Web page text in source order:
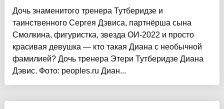
Дочь знаменитого тренера Тутберидзе и
таинственного Сергея Дэвиса, партнёрша сына
Смолкина, фигуристка, звезда ОИ-2022 и просто
красивая девушка — кто такая Диана с необычной
фамилией? Дочь тренера Этери Тутберидзе Диана
Дэвис. Фото: peoples.ru Диан...